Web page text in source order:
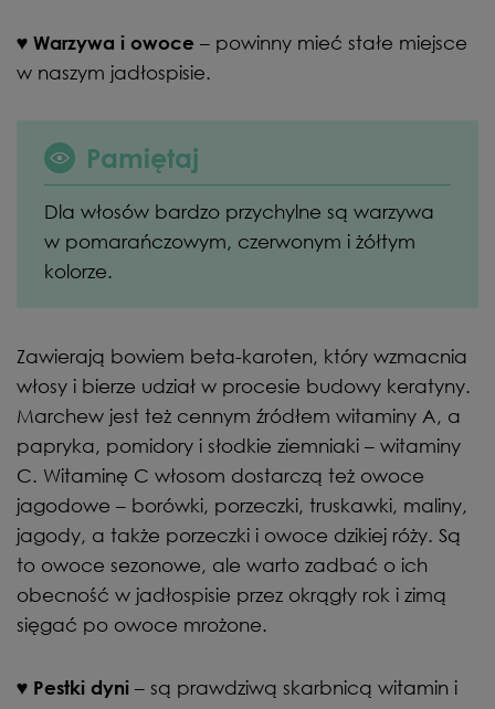
♥ Warzywa i owoce – powinny mieć stałe miejsce
w naszym jadłospisie.
Pamiętaj
Dla włosów bardzo przychylne są warzywa
w pomarańczowym, czerwonym i żółtym
kolorze.
Zawierają bowiem beta-karoten, który wzmacnia
włosy i bierze udział w procesie budowy keratyny.
Marchew jest też cennym źródłem witaminy A, a
papryka, pomidory i słodkie ziemniaki – witaminy
C. Witaminę C włosom dostarczą też owoce
jagodowe – borówki, porzeczki, truskawki, maliny,
jagody, a także porzeczki i owoce dzikiej róży. Są
to owoce sezonowe, ale warto zadbać o ich
obecność w jadłospisie przez okrągły rok i zimą
sięgać po owoce mrożone.
♥ Pestki dyni – są prawdziwą skarbnicą witamin i